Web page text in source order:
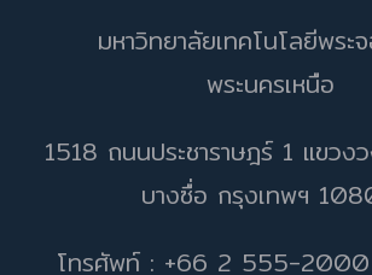
มหาวิทยาลัยเทคโนโลยีพระ
พระนครเหนือ
1518 ถนนประชาราษฎร์ 1 แขวง
บางซื่อ กรุงเทพฯ
โทรศัพท์ : +66 2 555-